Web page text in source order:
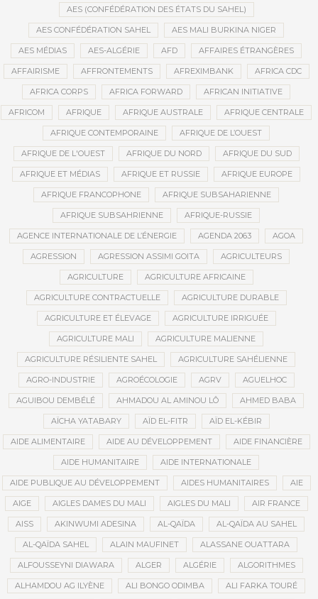
AES (CONFÉDÉRATION DES ÉTATS DU SAHEL)
AES CONFÉDÉRATION SAHEL AES MALI BURKINA NIGER
AES MÉDIAS AES-ALGÉRIE AFD AFFAIRES ÉTRANGÈRES
AFFAIRISME AFFRONTEMENTS AFREXIMBANK AFRICA CDC
AFRICA CORPS AFRICA FORWARD AFRICAN INITIATIVE
AFRICOM AFRIQUE AFRIQUE AUSTRALE AFRIQUE CENTRALE
AFRIQUE CONTEMPORAINE AFRIQUE DE L’OUEST
AFRIQUE DE L'OUEST AFRIQUE DU NORD AFRIQUE DU SUD
AFRIQUE ET MÉDIAS AFRIQUE ET RUSSIE AFRIQUE EUROPE
AFRIQUE FRANCOPHONE AFRIQUE SUBSAHARIENNE
AFRIQUE SUBSAHRIENNE AFRIQUE-RUSSIE
AGENCE INTERNATIONALE DE L’ÉNERGIE AGENDA 2063 AGOA
AGRESSION AGRESSION ASSIMI GOITA AGRICULTEURS
AGRICULTURE AGRICULTURE AFRICAINE
AGRICULTURE CONTRACTUELLE AGRICULTURE DURABLE
AGRICULTURE ET ÉLEVAGE AGRICULTURE IRRIGUÉE
AGRICULTURE MALI AGRICULTURE MALIENNE
AGRICULTURE RÉSILIENTE SAHEL AGRICULTURE SAHÉLIENNE
AGRO-INDUSTRIE AGROÉCOLOGIE AGRV AGUELHOC
AGUIBOU DEMBÉLÉ AHMADOU AL AMINOU LÔ AHMED BABA
AÏCHA YATABARY AÏD EL-FITR AÏD EL-KÉBIR
AIDE ALIMENTAIRE AIDE AU DÉVELOPPEMENT AIDE FINANCIÈRE
AIDE HUMANITAIRE AIDE INTERNATIONALE
AIDE PUBLIQUE AU DÉVELOPPEMENT AIDES HUMANITAIRES AIE
AIGE AIGLES DAMES DU MALI AIGLES DU MALI AIR FRANCE
AISS AKINWUMI ADESINA AL-QAÏDA AL-QAÏDA AU SAHEL
AL-QAÏDA SAHEL ALAIN MAUFINET ALASSANE OUATTARA
ALFOUSSEYNI DIAWARA ALGER ALGÉRIE ALGORITHMES
ALHAMDOU AG ILYÈNE ALI BONGO ODIMBA ALI FARKA TOURÉ